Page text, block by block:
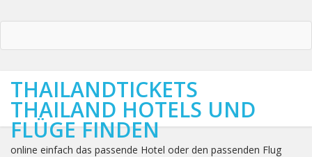
THAILANDTICKETS
THAILAND HOTELS UND
FLÜGE FINDEN
online einfach das passende Hotel oder den passenden Flug